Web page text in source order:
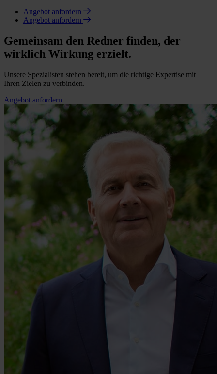
Angebot anfordern
Angebot anfordern
Gemeinsam den Redner finden, der
wirklich Wirkung erzielt.
Unsere Spezialisten stehen bereit, um die richtige Expertise mit
Ihren Zielen zu verbinden.
Angebot anfordern